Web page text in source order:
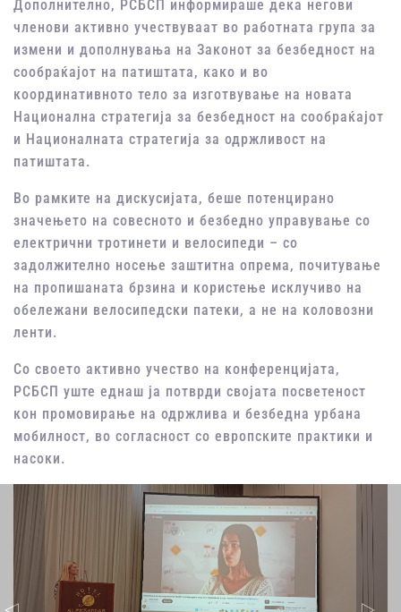
Дополнително, РСБСП информираше дека негови
членови активно учествуваат во работната група за
измени и дополнувања на Законот за безбедност на
сообраќајот на патиштата, како и во
координативното тело за изготвување на новата
Национална стратегија за безбедност на сообраќајот
и Националната стратегија за одржливост на
патиштата.
Во рамките на дискусијата, беше потенцирано
значењето на совесното и безбедно управување со
електрични тротинети и велосипеди – со
задолжително носење заштитна опрема, почитување
на пропишаната брзина и користење исклучиво на
обележани велосипедски патеки, а не на коловозни
ленти.
Со своето активно учество на конференцијата,
РСБСП уште еднаш ја потврди својата посветеност
кон промовирање на одржлива и безбедна урбана
мобилност, во согласност со европските практики и
насоки.